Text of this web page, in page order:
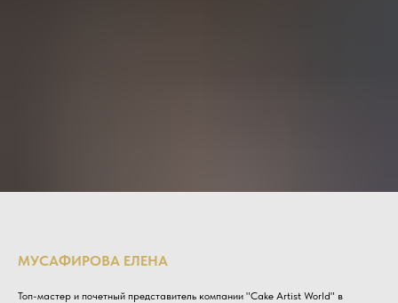
МУСАФИРОВА ЕЛЕНА
Топ-мастер и почетный представитель компании "Cake Artist World" в